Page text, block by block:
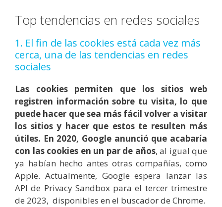
Top tendencias en redes sociales
1. El fin de las cookies está cada vez más
cerca, una de las tendencias en redes
sociales
Las cookies permiten que los sitios web
registren información sobre tu visita, lo que
puede hacer que sea más fácil volver a visitar
los sitios y hacer que estos te resulten más
útiles. En 2020, Google anunció que acabaría
con las cookies en un par de años, al igual que
ya habían hecho antes otras compañías, como
Apple. Actualmente, Google espera lanzar las
API de Privacy Sandbox para el tercer trimestre
de 2023, disponibles en el buscador de Chrome.